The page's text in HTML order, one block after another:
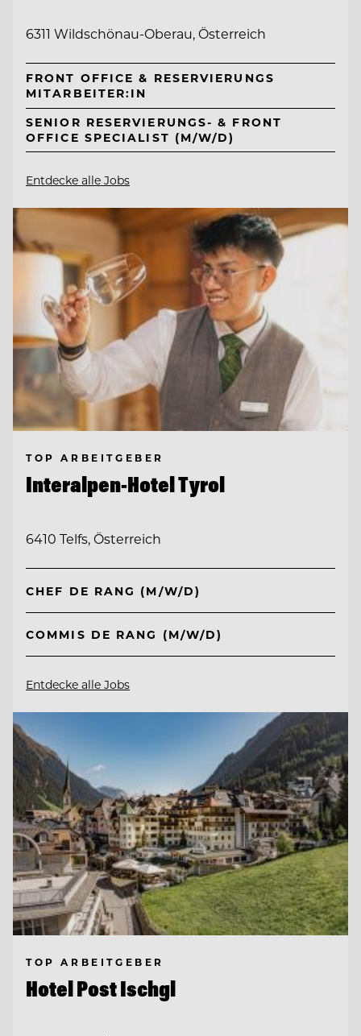
6311 Wildschönau-Oberau, Österreich
FRONT OFFICE & RESERVIERUNGS
MITARBEITER:IN
SENIOR RESERVIERUNGS- & FRONT
OFFICE SPECIALIST (M/W/D)
Entdecke alle Jobs
TOP ARBEITGEBER
Interalpen-Hotel Tyrol
6410 Telfs, Österreich
CHEF DE RANG (M/W/D)
COMMIS DE RANG (M/W/D)
Entdecke alle Jobs
TOP ARBEITGEBER
Hotel Post Ischgl